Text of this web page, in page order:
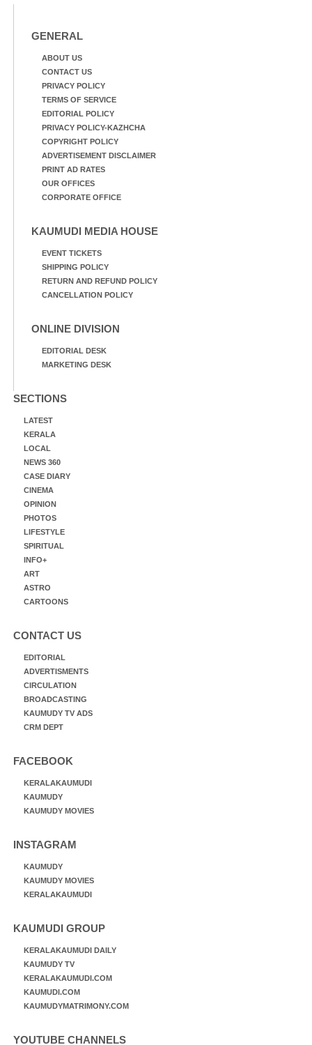
ഗങ്ങൾ
GENERAL
ABOUT US
CONTACT US
PRIVACY POLICY
TERMS OF SERVICE
EDITORIAL POLICY
PRIVACY POLICY-KAZHCHA
COPYRIGHT POLICY
ADVERTISEMENT DISCLAIMER
PRINT AD RATES
OUR OFFICES
CORPORATE OFFICE
KAUMUDI MEDIA HOUSE
EVENT TICKETS
SHIPPING POLICY
RETURN AND REFUND POLICY
CANCELLATION POLICY
ONLINE DIVISION
EDITORIAL DESK
MARKETING DESK
SECTIONS
LATEST
KERALA
LOCAL
NEWS 360
CASE DIARY
CINEMA
OPINION
PHOTOS
LIFESTYLE
SPIRITUAL
INFO+
ART
ASTRO
CARTOONS
CONTACT US
EDITORIAL
ADVERTISMENTS
CIRCULATION
BROADCASTING
KAUMUDY TV ADS
CRM DEPT
FACEBOOK
KERALAKAUMUDI
KAUMUDY
KAUMUDY MOVIES
INSTAGRAM
KAUMUDY
KAUMUDY MOVIES
KERALAKAUMUDI
KAUMUDI GROUP
KERALAKAUMUDI DAILY
KAUMUDY TV
KERALAKAUMUDI.COM
KAUMUDI.COM
KAUMUDYMATRIMONY.COM
YOUTUBE CHANNELS